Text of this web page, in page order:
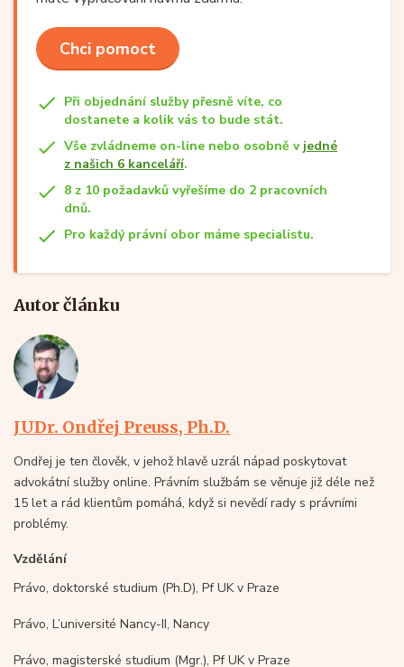
Chci pomoct
Při objednání služby přesně víte, co
dostanete a kolik vás to bude stát.
Vše zvládneme on-line nebo osobně v jedné
z našich 6 kanceláří.
8 z 10 požadavků vyřešíme do 2 pracovních
dnů.
Pro každý právní obor máme specialistu.
Autor článku
JUDr. Ondřej Preuss, Ph.D.
Ondřej je ten člověk, v jehož hlavě uzrál nápad poskytovat
advokátní služby online. Právním službám se věnuje již déle než
15 let a rád klientům pomáhá, když si nevědí rady s právními
problémy.
Vzdělání
Právo, doktorské studium (Ph.D), Pf UK v Praze
Právo, L’université Nancy-II, Nancy
Právo, magisterské studium (Mgr.), Pf UK v Praze